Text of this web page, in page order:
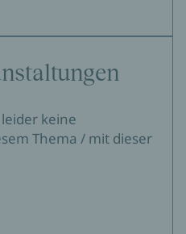
keine
Thema / mit dieser